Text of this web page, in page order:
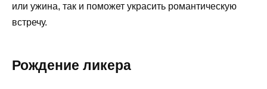
или ужина, так и поможет украсить романтическую
встречу.
Рождение ликера